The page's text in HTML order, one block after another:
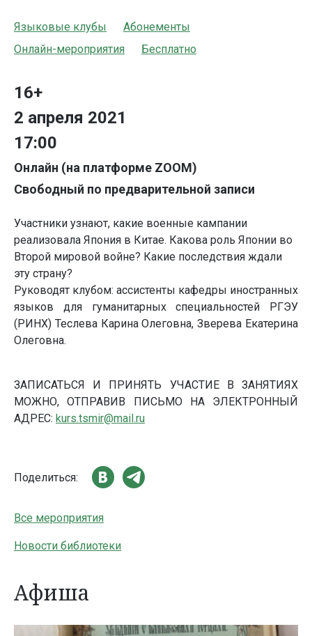
Языковые клубы
Абонементы
Онлайн-мероприятия
Бесплатно
16+
2 апреля 2021
17:00
Онлайн (на платформе ZOOM)
Свободный по предварительной записи
Участники узнают, какие военные кампании
реализовала Япония в Китае. Какова роль Японии во
Второй мировой войне? Какие последствия ждали
эту страну?
Руководят клубом: ассистенты кафедры иностранных
языков для гуманитарных специальностей РГЭУ
(РИНХ) Теслева Карина Олеговна, Зверева Екатерина
Олеговна.
ЗАПИСАТЬСЯ И ПРИНЯТЬ УЧАСТИЕ В ЗАНЯТИЯХ
МОЖНО, ОТПРАВИВ ПИСЬМО НА ЭЛЕКТРОННЫЙ
АДРЕС: kurs.tsmir@mail.ru
Поделиться:
Все мероприятия
Новости библиотеки
Афиша